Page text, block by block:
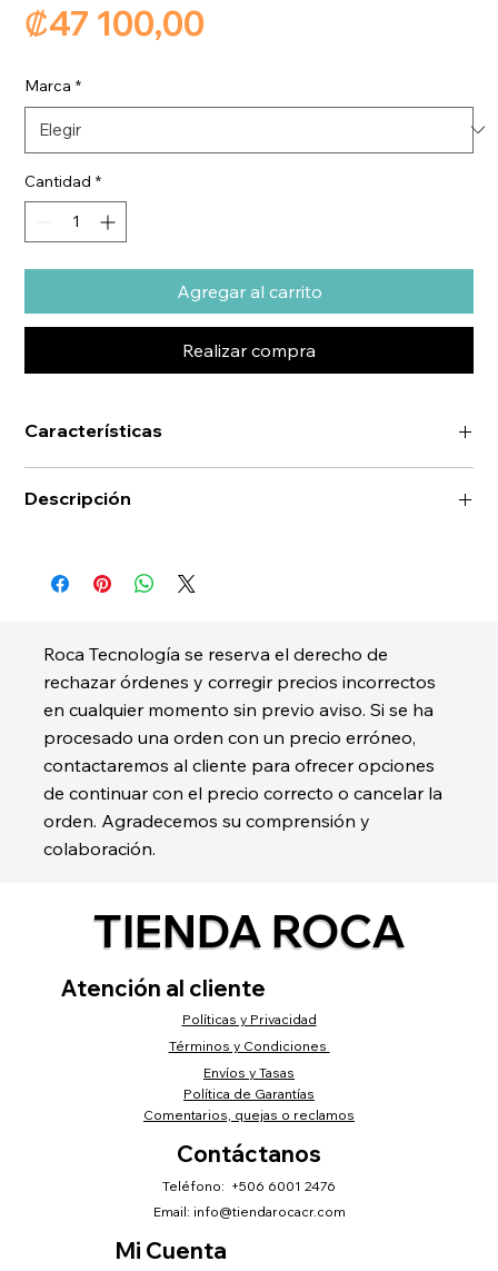
Roca Tecnología se reserva el derecho de
rechazar órdenes y corregir precios incorrectos
en cualquier momento sin previo aviso. Si se ha
procesado una orden con un precio erróneo,
contactaremos al cliente para ofrecer opciones
de continuar con el precio correcto o cancelar la
orden. Agradecemos su comprensión y
colaboración.
₡47 100,00
Marca *
Cantidad *
Agregar al carrito
Realizar compra
Características
Descripción
TIENDA ROCA
Atención al cliente
Políticas y Privacidad
Términos y Condiciones
Envíos y Tasas
Política de Garantías
Comentarios, quejas o reclamos
Mi Cuenta
Contáctanos
Teléfono: +506 6001 2476
Email: info@tiendarocacr.com